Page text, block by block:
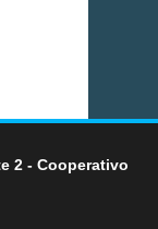
2 - Cooperativo